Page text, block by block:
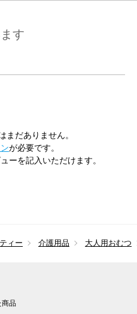
す
まだありません。
が必要です。
ーを記入いただけます。
ィー 介護用品 大人用おむつ
商品